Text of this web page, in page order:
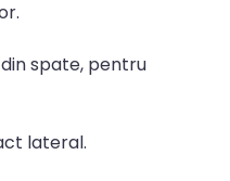
spate, pentru
lateral.